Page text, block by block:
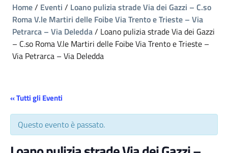
Home/ Eventi / Loano pulizia strade Via dei Gazzi – C.so
Roma V.le Martiri delle Foibe Via Trento e Trieste – Via
Petrarca – Via Deledda/ Loano pulizia strade Via dei Gazzi
– C.so Roma V.le Martiri delle Foibe Via Trento e Trieste –
Via Petrarca – Via Deledda
« Tutti gli Eventi
Questo evento è passato.